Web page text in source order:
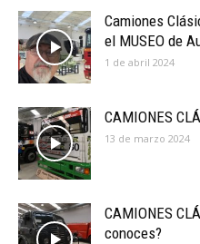
Camiones
el MUSEO de
1 de abril 2024
CAMIONES
13 de marzo 2024
CAMIONES
conoces?